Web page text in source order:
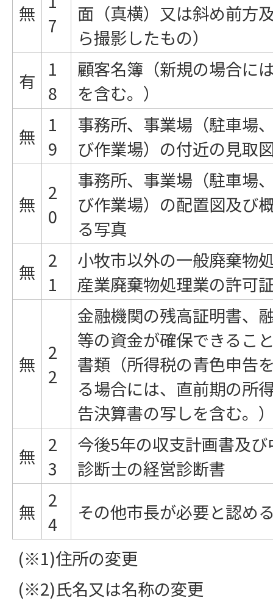
無 7
面（真横）又は斜め前方
ら撮影したもの）
有 1
8
顧客名簿（新規の場合に
を含む。）
無 1
9
事務所、事業場（駐車場
び作業場）の付近の見取
無 2
0
事務所、事業場（駐車場
び作業場）の配置図及び
る写真
無 2
1
小牧市以外の一般廃棄物
産業廃棄物処理業の許可
無 2
2
金融機関の残高証明書、
等の資金が確保できるこ
書類（所得税の青色申告
る場合には、直前期の所
告決算書の写しを含む。
無 2
3
今後5年の収支計画書及
診断士の経営診断書
無 2
4
その他市長が必要と認め
(※1)住所の変更
(※2)氏名又は名称の変更